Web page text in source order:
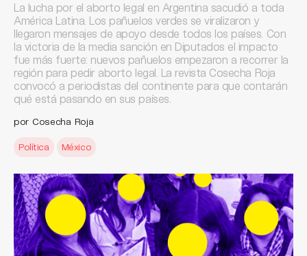
La lucha por el aborto legal en Argentina sacudió a toda
América Latina. Los pañuelos verdes se viralizaron y
llegaron mensajes de apoyo desde todos los países. Con
la victoria de la media sanción en Diputados el impacto
fue más fuerte: nuevos pañuelos empezaron a recorrer la
región para pedir aborto legal. La revista Cosecha Roja
convocó a periodistas del continente para que contarán
qué está pasando en sus países.
por Cosecha Roja
Política México